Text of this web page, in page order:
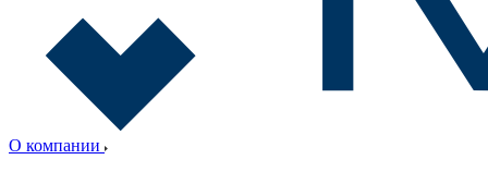
О компании